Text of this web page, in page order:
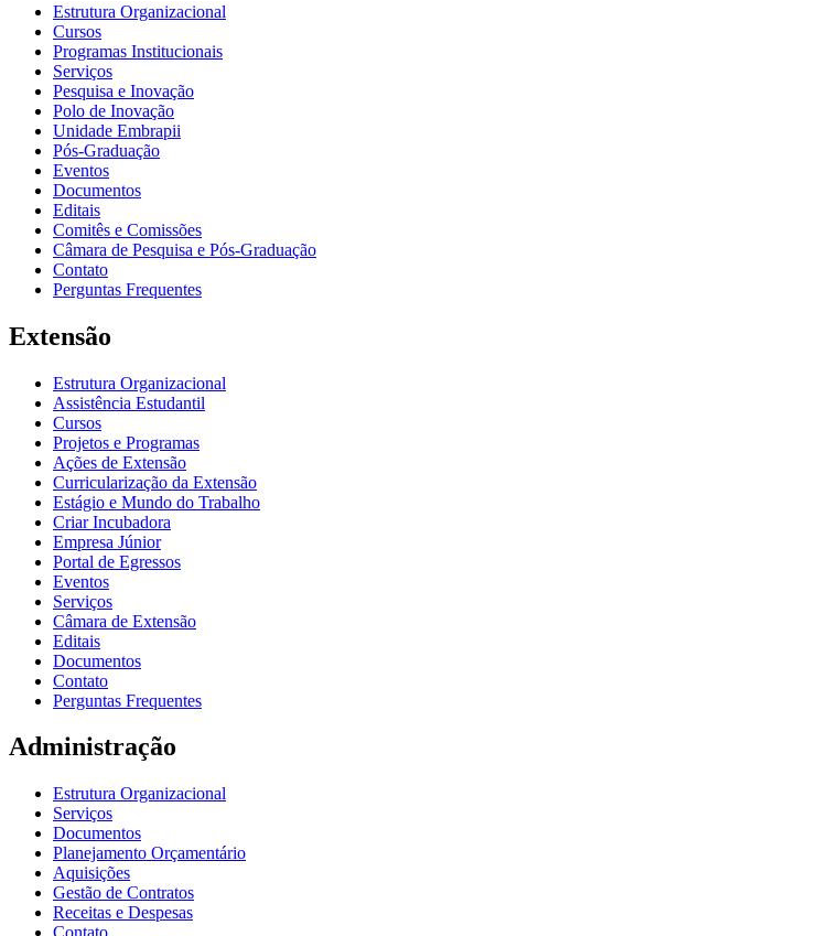
Estrutura Organizacional
Cursos
Programas Institucionais
Serviços
Pesquisa e Inovação
Polo de Inovação
Unidade Embrapii
Pós-Graduação
Eventos
Documentos
Editais
Comitês e Comissões
Câmara de Pesquisa e Pós-Graduação
Contato
Perguntas Frequentes
Extensão
Estrutura Organizacional
Assistência Estudantil
Cursos
Projetos e Programas
Ações de Extensão
Curricularização da Extensão
Estágio e Mundo do Trabalho
Criar Incubadora
Empresa Júnior
Portal de Egressos
Eventos
Serviços
Câmara de Extensão
Editais
Documentos
Contato
Perguntas Frequentes
Administração
Estrutura Organizacional
Serviços
Documentos
Planejamento Orçamentário
Aquisições
Gestão de Contratos
Receitas e Despesas